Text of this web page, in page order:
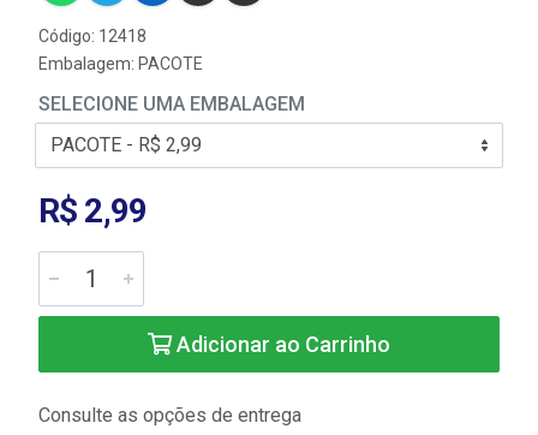
Código: 12418
Embalagem: PACOTE
SELECIONE UMA EMBALAGEM
R$ 2,99
Adicionar ao Carrinho
Consulte as opções de entrega